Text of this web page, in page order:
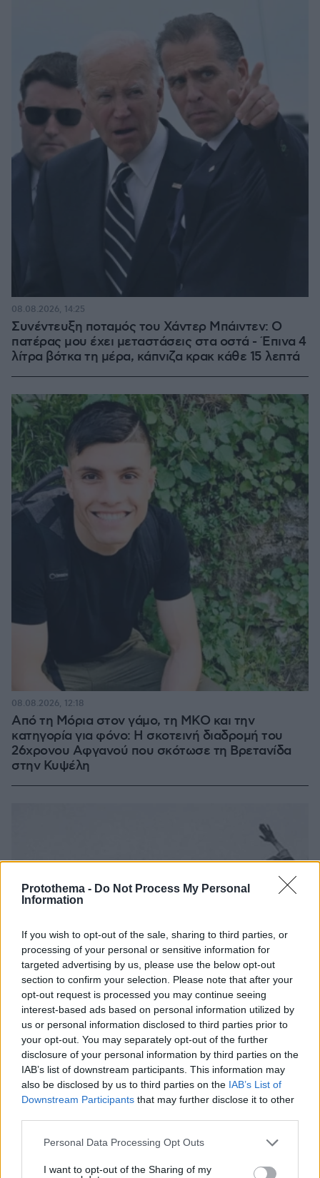
Protothema - Do Not Process My Personal
Information
If you wish to opt-out of the sale, sharing to third parties, or
processing of your personal or sensitive information for
targeted advertising by us, please use the below opt-out
section to confirm your selection. Please note that after your
opt-out request is processed you may continue seeing
interest-based ads based on personal information utilized by
us or personal information disclosed to third parties prior to
your opt-out. You may separately opt-out of the further
disclosure of your personal information by third parties on the
IAB’s list of downstream participants. This information may
also be disclosed by us to third parties on the IAB’s List of
Downstream Participants that may further disclose it to other
Please note that this website/app uses one or more Google
not limited to your visit or usage behaviour. You may click to
Personal Data Processing Opt Outs
I want to opt-out of the Sharing of my
Συνέντευξη ποταμός του Χάντερ Μπάιντεν: Ο
πατέρας μου έχει μεταστάσεις στα οστά - Έπινα 4
λίτρα βότκα τη μέρα, κάπνιζα κρακ κάθε 15 λεπτά
08.08.2026, 14:25
Από τη Μόρια στον γάμο, τη ΜΚΟ και την
κατηγορία για φόνο: Η σκοτεινή διαδρομή του
26χρονου Αφγανού που σκότωσε τη Βρετανίδα
στην Κυψέλη
08.08.2026, 12:18
τηλεγραφήματά τους από τη Μικρά Ασία το 1921